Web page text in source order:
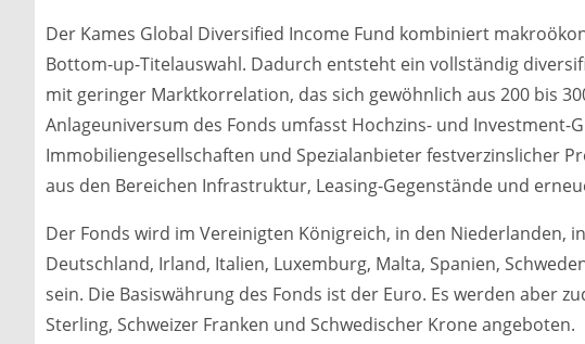
Der Kames Global Diversified Income Fund kombiniert
Bottom-up-Titelauswahl. Dadurch entsteht ein vollständig
mit geringer Marktkorrelation, das sich gewöhnlich aus 200 bis
Anlageuniversum des Fonds umfasst Hochzins- und Investment-
Immobiliengesellschaften und Spezialanbieter festverzinslicher
aus den Bereichen Infrastruktur, Leasing-Gegenstände und
Der Fonds wird im Vereinigten Königreich, in den Niederlanden,
Deutschland, Irland, Italien, Luxemburg, Malta, Spanien,
sein. Die Basiswährung des Fonds ist der Euro. Es werden aber
Sterling, Schweizer Franken und Schwedischer Krone angeboten.